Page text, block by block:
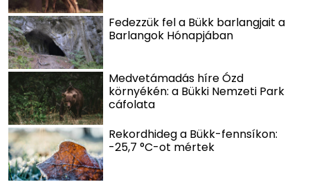
Fedezzük fel a Bükk barlangjait a
Barlangok Hónapjában
Medvetámadás híre Ózd
környékén: a Bükki Nemzeti Park
cáfolata
Rekordhideg a Bükk-fennsíkon:
-25,7 °C-ot mértek